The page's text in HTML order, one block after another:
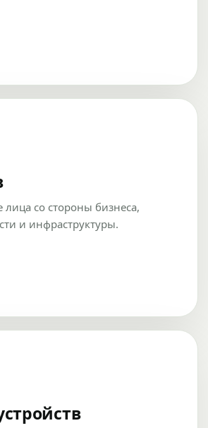
лица со стороны бизнеса,
и инфраструктуры.